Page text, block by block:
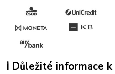
ℹ️ Důležité informace